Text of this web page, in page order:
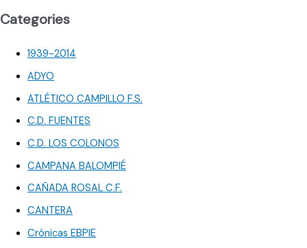
Categories
1939-2014
ADYO
ATLÉTICO CAMPILLO F.S.
C.D. FUENTES
C.D. LOS COLONOS
CAMPANA BALOMPIÉ
CAÑADA ROSAL C.F.
CANTERA
Crónicas EBPIE